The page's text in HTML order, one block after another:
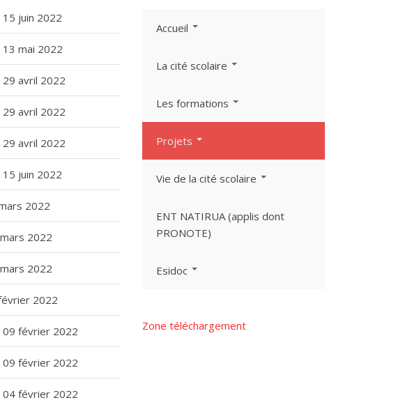
juin 2022
mai 2022
avril 2022
avril 2022
avril 2022
juin 2022
2022
2022
2022
2022
09 février 2022
09 février 2022
04 février 2022
Accueil
La cité scolaire
Les formations
Projets
Vie de la cité scolaire
ENT NATIRUA (applis dont
PRONOTE)
Esidoc
Zone téléchargement